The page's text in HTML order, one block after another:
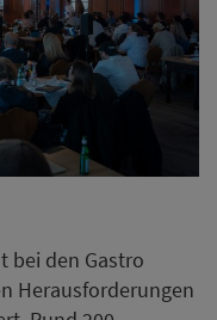
bei den Gastro
Herausforderungen